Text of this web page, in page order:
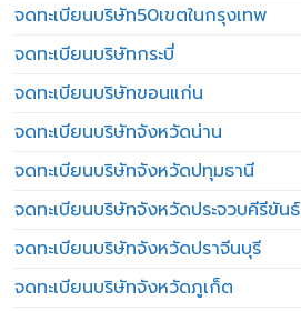
จดทะเบียนบริษัท50เขตในกรุงเทพ
จดทะเบียนบริษัทกระบี่
จดทะเบียนบริษัทขอนแก่น
จดทะเบียนบริษัทจังหวัดน่าน
จดทะเบียนบริษัทจังหวัดปทุมธานี
จดทะเบียนบริษัทจังหวัดประจวบคีรีขันธ์
จดทะเบียนบริษัทจังหวัดปราจีนบุรี
จดทะเบียนบริษัทจังหวัดภูเก็ต